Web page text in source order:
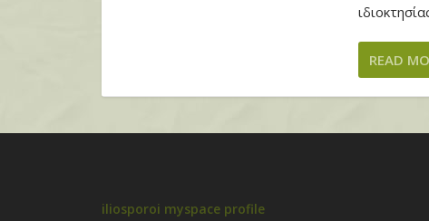
READ
iliosporoi myspace profile